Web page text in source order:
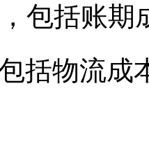
包括账期
括物流成